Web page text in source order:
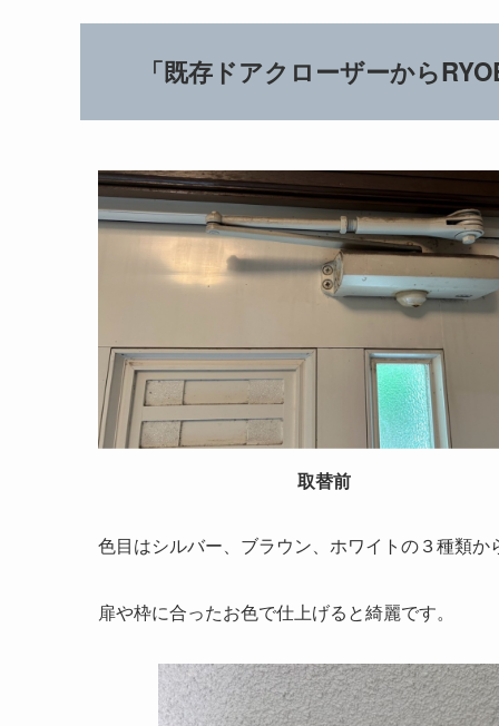
「既存ドアクローザーから
取替前
色目はシルバー、ブラウン、ホワイトの３種類か
扉や枠に合ったお色で仕上げると綺麗です。